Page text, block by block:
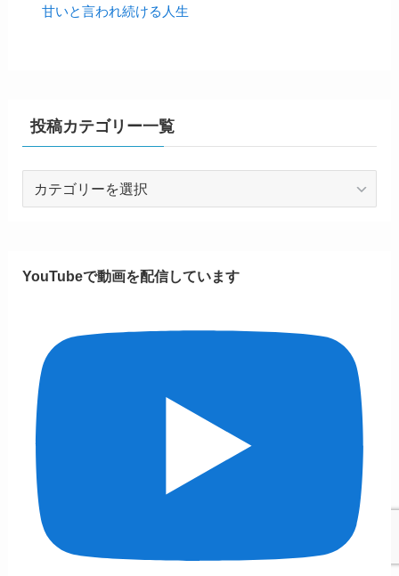
甘いと言われ続ける人生
投稿カテゴリー一覧
ゴ
YouTubeで動画を配信しています